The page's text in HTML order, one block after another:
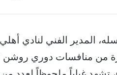
المدير الفني لنادي
من منافسات دوري روشن